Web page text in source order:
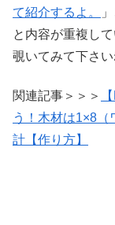
て紹介するよ。
と内容が重複し
覗いてみて下さい
関連記事＞＞＞
う！木材は1×8
計【作り方】